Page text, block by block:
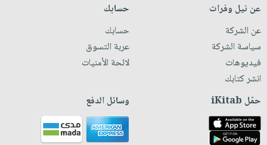
عن نيل وفرات
عن الشركة
سياسة الشركة
فيديوهات
انشر كتابك
حسابك
حسابك
عربة التسوق
لائحة الأمنيات
حمّل iKitab وسائل الدفع